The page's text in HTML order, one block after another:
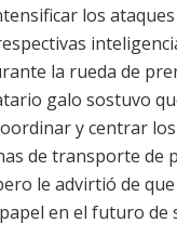
los
la rueda de
galo sostuvo
y centrar
de transporte de
le advirtió de
en el futuro de